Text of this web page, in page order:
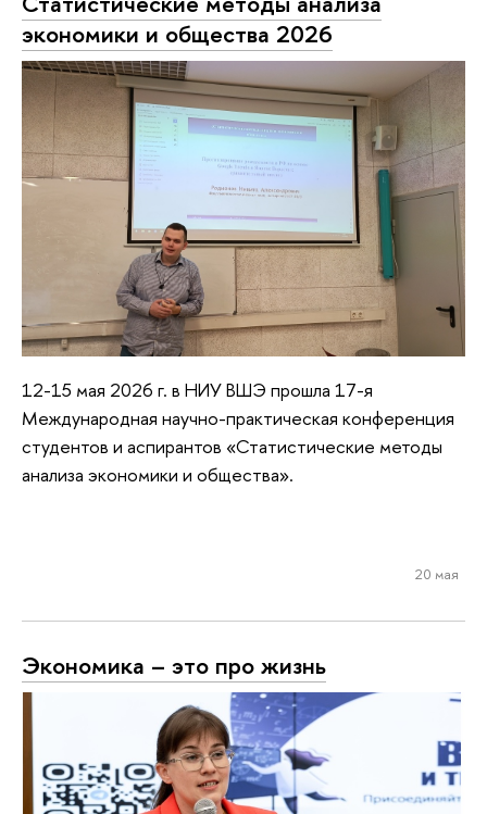
экономики и общества 2026
12-15 мая 2026 г. в НИУ ВШЭ прошла 17-я
Международная научно-практическая конференция
студентов и аспирантов «Статистические методы
анализа экономики и общества».
20 мая
Экономика – это про жизнь